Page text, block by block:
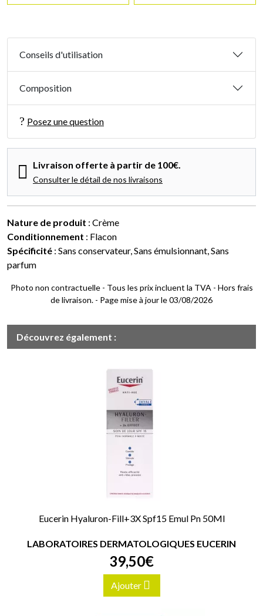
Conseils d'utilisation
Composition
Posez une question
Livraison offerte à partir de 100€.
Consulter le détail de nos livraisons
Nature de produit : Crème
Conditionnement : Flacon
Spécificité : Sans conservateur, Sans émulsionnant, Sans
parfum
Photo non contractuelle - Tous les prix incluent la TVA - Hors frais
de livraison. - Page mise à jour le 03/08/2026
Découvrez également :
Eucerin Hyaluron-Fill+3X Spf15 Emul Pn 50Ml
LABORATOIRES DERMATOLOGIQUES EUCERIN
39,50€
Ajouter